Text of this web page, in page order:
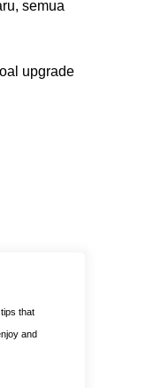
semua
upgrade
that
and